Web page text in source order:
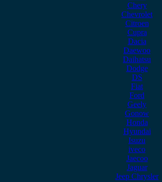
Chery
Chevrolet
Citroen
Cupra
Dacia
Daewoo
Daihatsu
Dodge
DS
Fiat
Ford
Geely
Gonow
Honda
Hyundai
Isuzu
iveco
Jaecoo
Jaguar
Jeep Chrysler